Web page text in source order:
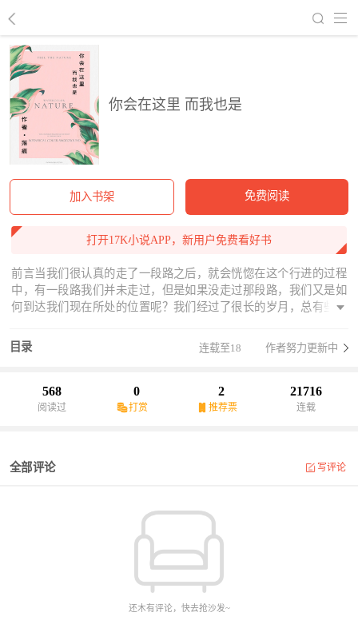
你会在这里 而我也是
加入书架 免费阅读
打开17K小说APP，新用户免费看好书
前言当我们很认真的走了一段路之后，就会恍惚在这个行进的过程
中，有一段路我们并未走过，但是如果没走过那段路，我们又是如
何到达我们现在所处的位置呢？我们经过了很长的岁月，总有些人
人，我们又如何成为现在几近完整的经历呢？这段时光很长，虽是
没有尽头，但是有站点，那就是那个存在在记忆深处的你，有一段
小到走几步就能遇到熟悉的人，那座城市又很大，大到你一个转
身，我却再也找寻不到你。时光没有尽头，却有终点。那座充满记
自己，我们也回不到从前的样子，就这样，我们会一直错过，切永
远错过。《你会在这里而我也是》是一段青春，是一段难以忘怀的
目录 连载至18 作者努力更新中
568
阅读过
0
打赏
2
推荐票
21716
连载
全部评论 写评论
还木有评论，快去抢沙发~